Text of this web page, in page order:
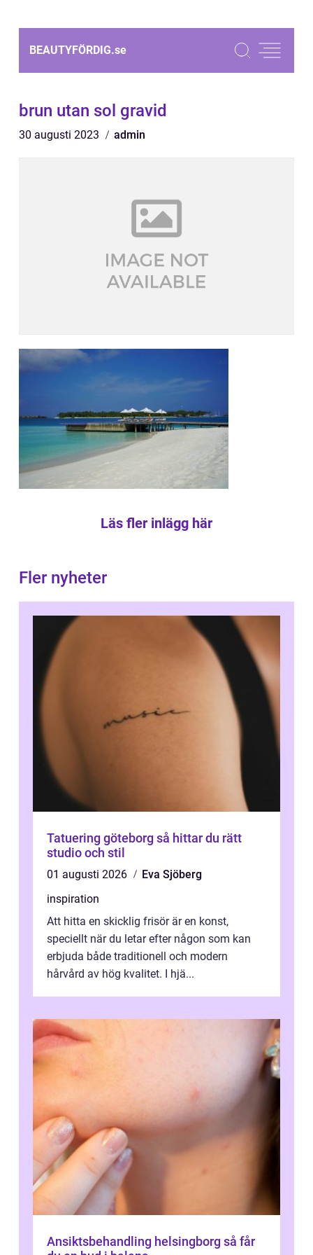
BEAUTYFÖRDIG.se
brun utan sol gravid
30 augusti 2023 admin
Läs fler inlägg här
Fler nyheter
Tatuering göteborg så hittar du rätt
studio och stil
01 augusti 2026
Eva Sjöberg
inspiration
Att hitta en skicklig frisör är en konst,
speciellt när du letar efter någon som kan
erbjuda både traditionell och modern
hårvård av hög kvalitet. I hjä...
Ansiktsbehandling helsingborg så får